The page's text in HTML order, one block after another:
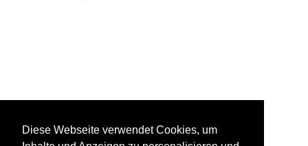
Diese Webseite verwendet Cookies, um